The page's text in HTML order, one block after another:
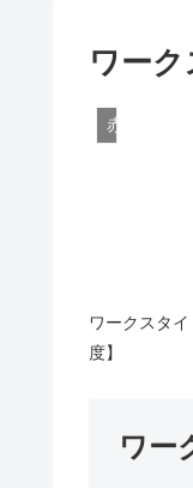
ワー
赤坂
ワークスタ
度】
ワー